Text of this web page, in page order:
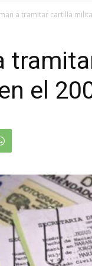
a tramitar cartilla
el